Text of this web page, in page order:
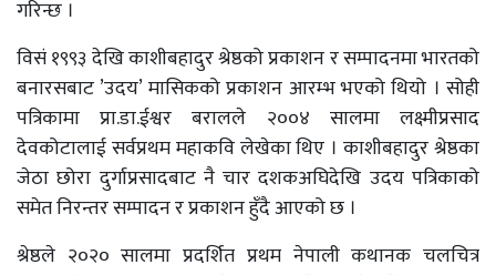
गरिन्छ ।
विसं १९९३ देखि काशीबहादुर श्रेष्ठको प्रकाशन र सम्पादनमा भारतको
बनारसबाट ’उदय’ मासिकको प्रकाशन आरम्भ भएको थियो । सोही
पत्रिकामा प्रा.डा.ईश्वर बरालले २००४ सालमा लक्ष्मीप्रसाद
देवकोटालाई सर्वप्रथम महाकवि लेखेका थिए । काशीबहादुर श्रेष्ठका
जेठा छोरा दुर्गाप्रसादबाट नै चार दशकअघिदेखि उदय पत्रिकाको
समेत निरन्तर सम्पादन र प्रकाशन हुँदै आएको छ ।
श्रेष्ठले २०२० सालमा प्रदर्शित प्रथम नेपाली कथानक चलचित्र